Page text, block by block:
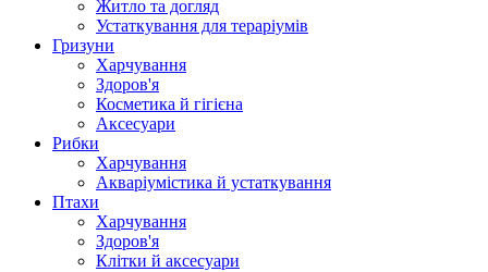
Житло та догляд
Устаткування для тераріумів
Гризуни
Харчування
Здоров'я
Косметика й гігієна
Аксесуари
Рибки
Харчування
Акваріумістика й устаткування
Птахи
Харчування
Здоров'я
Клітки й аксесуари